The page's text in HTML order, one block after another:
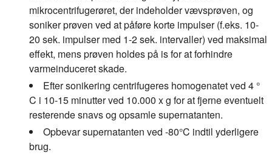
mikrocentrifugerøret, der indeholder vævsprøven, og
soniker prøven ved at påføre korte impulser (f.eks. 10-
20 sek. impulser med 1-2 sek. intervaller) ved maksimal
effekt, mens prøven holdes på is for at forhindre
varmeinduceret skade.
Efter sonikering centrifugeres homogenatet ved 4 °
C i 10-15 minutter ved 10.000 x g for at fjerne eventuelt
resterende snavs og opsamle supernatanten.
Opbevar supernatanten ved -80°C indtil yderligere
brug.